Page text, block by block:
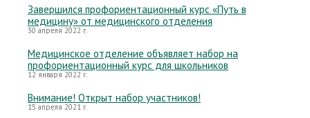
Завершился профориентационный курс «Путь в
медицину» от медицинского отделения
30 апреля 2022 г.
Медицинское отделение объявляет набор на
профориентационный курс для школьников
12 января 2022 г.
Внимание! Открыт набор участников!
15 апреля 2021 г.